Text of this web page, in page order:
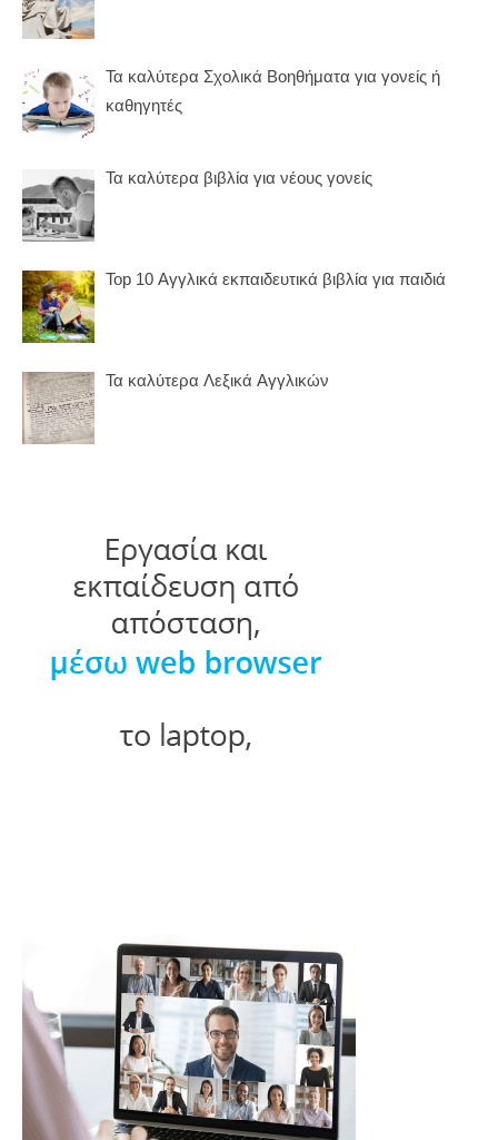
Τα καλύτερα Σχολικά Βοηθήματα για γονείς ή
καθηγητές
Τα καλύτερα βιβλία για νέους γονείς
Top 10 Αγγλικά εκπαιδευτικά βιβλία για παιδιά
Τα καλύτερα Λεξικά Αγγλικών